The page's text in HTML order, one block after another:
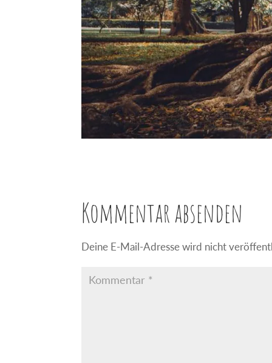
Kommentar absenden
Deine E-Mail-Adresse wird nicht